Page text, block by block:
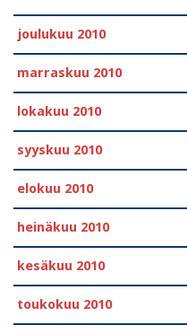
joulukuu 2010
marraskuu 2010
lokakuu 2010
syyskuu 2010
elokuu 2010
heinäkuu 2010
kesäkuu 2010
toukokuu 2010